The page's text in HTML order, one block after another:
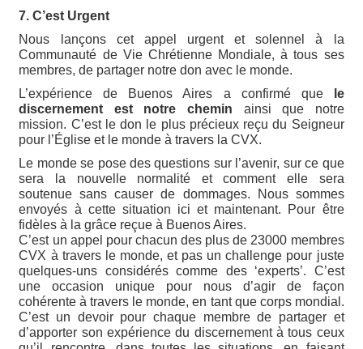
7. C’est Urgent
Nous lançons cet appel urgent et solennel à la
Communauté de Vie Chrétienne Mondiale, à tous ses
membres, de partager notre don avec le monde.
L’expérience de Buenos Aires a confirmé que
le
discernement est notre chemin ainsi que notre
mission. C’est le don le plus précieux reçu du Seigneur
pour l’Église et le monde à travers la CVX.
Le monde se pose des questions sur l’avenir, sur ce que
sera la nouvelle normalité et comment elle sera
soutenue sans causer de dommages. Nous sommes
envoyés à cette situation ici et maintenant. Pour être
fidèles à la grâce reçue à Buenos Aires.
C’est un appel pour chacun des plus de 23000 membres
CVX à travers le monde, et pas un challenge pour juste
quelques-uns considérés comme des ‘experts’. C’est
une occasion unique pour nous d’agir de façon
cohérente à travers le monde, en tant que corps mondial.
C’est un devoir pour chaque membre de partager et
d’apporter son expérience du discernement à tous ceux